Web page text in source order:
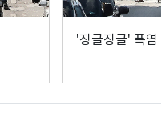
'징글징글' 폭염